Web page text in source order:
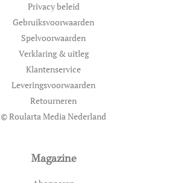
Privacy beleid
Gebruiksvoorwaarden
Spelvoorwaarden
Verklaring & uitleg
Klantenservice
Leveringsvoorwaarden
Retourneren
© Roularta Media Nederland
Magazine